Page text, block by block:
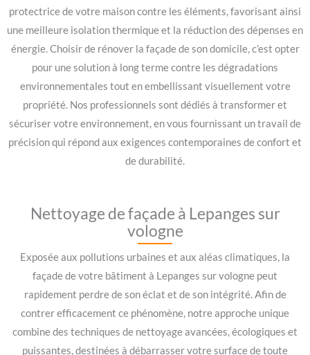
protectrice de votre maison contre les éléments, favorisant ainsi
une meilleure isolation thermique et la réduction des dépenses en
énergie. Choisir de rénover la façade de son domicile, c’est opter
pour une solution à long terme contre les dégradations
environnementales tout en embellissant visuellement votre
propriété. Nos professionnels sont dédiés à transformer et
sécuriser votre environnement, en vous fournissant un travail de
précision qui répond aux exigences contemporaines de confort et
de durabilité.
Nettoyage de façade à Lepanges sur
vologne
Exposée aux pollutions urbaines et aux aléas climatiques, la
façade de votre bâtiment à Lepanges sur vologne peut
rapidement perdre de son éclat et de son intégrité. Afin de
contrer efficacement ce phénomène, notre approche unique
combine des techniques de nettoyage avancées, écologiques et
puissantes, destinées à débarrasser votre surface de toute